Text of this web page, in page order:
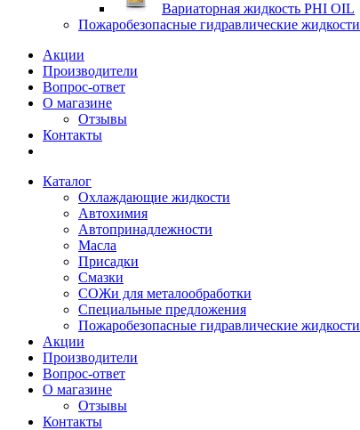
Вариаторная жидкость PHI OIL
Пожаробезопасные гидравлические жидкости
Акции
Производители
Вопрос-ответ
О магазине
Отзывы
Контакты
Каталог
Охлаждающие жидкости
Автохимия
Автопринадлежности
Масла
Присадки
Смазки
СОЖи для металообработки
Специальные предложения
Пожаробезопасные гидравлические жидкости
Акции
Производители
Вопрос-ответ
О магазине
Отзывы
Контакты